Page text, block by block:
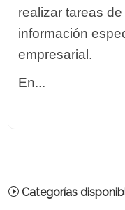
realizar tareas
información
empresarial.
En...
Categorías